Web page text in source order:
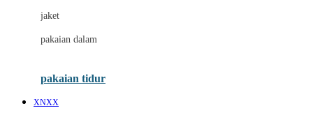
Drew
jaket
pakaian dalam
pakaian tidur
XNXX